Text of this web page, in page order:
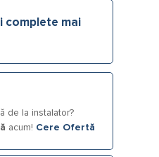
complete mai
de la instalator?
acum! Cere Ofertă